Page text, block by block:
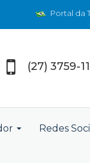
Portal da
(27) 3759-
Redes